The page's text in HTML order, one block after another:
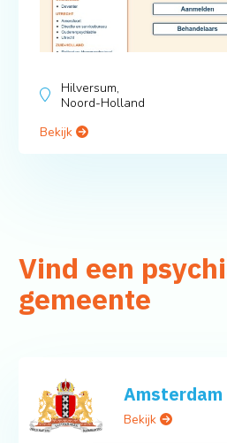
Hilversum,
Noord-Holland
Bekijk
Vind een
gemeente
Amsterdam
Bekijk